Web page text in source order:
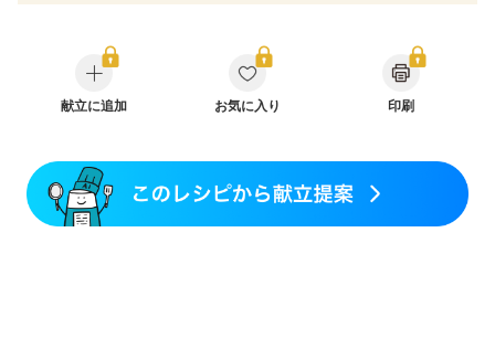
骨粗しょう症
フレイル（年齢に合わせた体作り）
貧血対策
ニキビ・肌荒れ
更年期
献立に追加 お気に入り 印刷